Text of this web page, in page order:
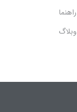
راهنما
وبلاگ